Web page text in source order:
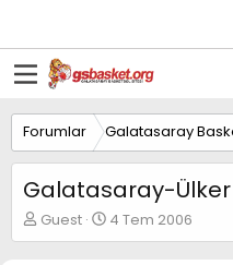
Forumlar Galatasaray
Galatasaray-Ülker
K
o
Guest
B
a
4 Tem 2006